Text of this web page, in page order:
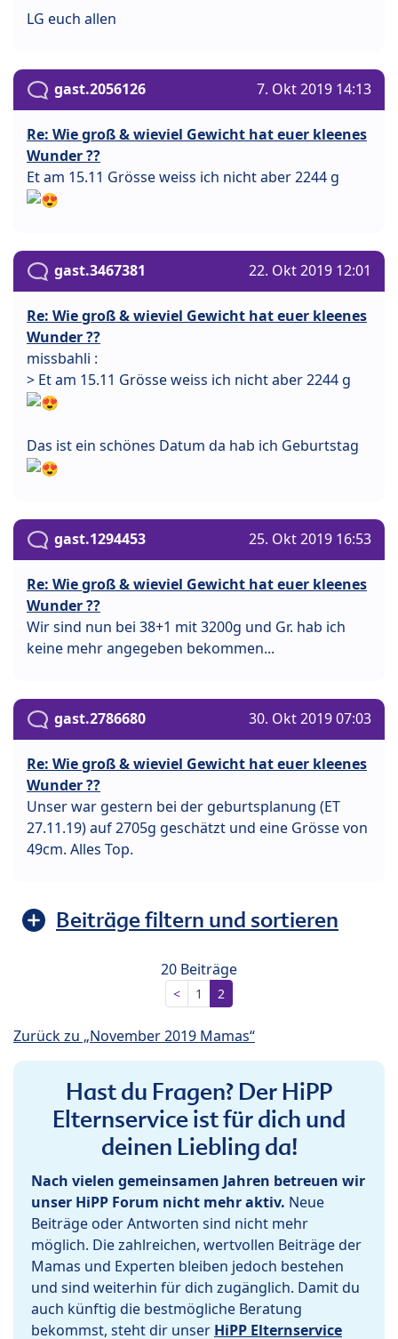
LG euch allen
gast.2056126 7. Okt 2019 14:13
Re: Wie groß & wieviel Gewicht hat euer kleenes
Wunder ??
Et am 15.11 Grösse weiss ich nicht aber 2244 g
gast.3467381 22. Okt 2019 12:01
Re: Wie groß & wieviel Gewicht hat euer kleenes
Wunder ??
missbahli :
> Et am 15.11 Grösse weiss ich nicht aber 2244 g
Das ist ein schönes Datum da hab ich Geburtstag
gast.1294453 25. Okt 2019 16:53
Re: Wie groß & wieviel Gewicht hat euer kleenes
Wunder ??
Wir sind nun bei 38+1 mit 3200g und Gr. hab ich
keine mehr angegeben bekommen...
gast.2786680 30. Okt 2019 07:03
Re: Wie groß & wieviel Gewicht hat euer kleenes
Wunder ??
Unser war gestern bei der geburtsplanung (ET
27.11.19) auf 2705g geschätzt und eine Grösse von
49cm. Alles Top.
Beiträge filtern und sortieren
20 Beiträge
< 1 2
Zurück zu „November 2019 Mamas“
Hast du Fragen? Der HiPP
Elternservice ist für dich und
deinen Liebling da!
Nach vielen gemeinsamen Jahren betreuen wir
unser HiPP Forum nicht mehr aktiv. Neue
Beiträge oder Antworten sind nicht mehr
möglich. Die zahlreichen, wertvollen Beiträge der
Mamas und Experten bleiben jedoch bestehen
und sind weiterhin für dich zugänglich. Damit du
auch künftig die bestmögliche Beratung
bekommst, steht dir unser HiPP Elternservice